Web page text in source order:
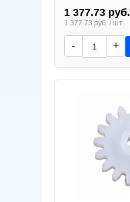
1 377.73 руб.
1 377.73 руб. / шт.
- +